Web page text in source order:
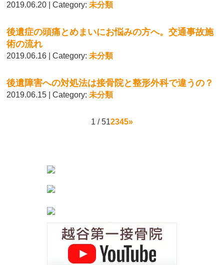
2019.06.20 | Category:未分類
後遺症の頭痛とめまいにお悩みの方へ。交通事故施
術の流れ
2019.06.16 | Category:未分類
後遺障害への対処法は接骨院と整形外科で違うの？
2019.06.15 | Category:未分類
1 / 512345»